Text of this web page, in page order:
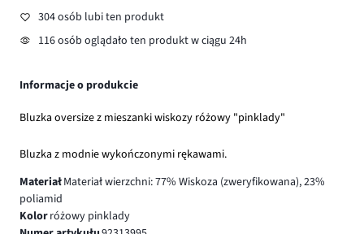
304 osób lubi ten produkt
116 osób oglądało ten produkt w ciągu 24h
Informacje o produkcie
Bluzka oversize z mieszanki wiskozy różowy "pinklady"
Bluzka z modnie wykończonymi rękawami.
MateriałMateriał wierzchni: 77% Wiskoza (zweryfikowana), 23%
poliamid
Kolorróżowy pinklady